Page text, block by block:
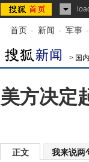
首页 - 新闻 - 军事 -
> 国
美方决定
正文 我来说两